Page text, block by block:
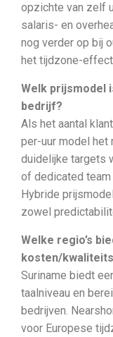
opzichte van zelf
salaris- en
nog verder op bij
het tijdzone-
Welk prijsmodel
bedrijf?
Als het aantal
per-uur model
duidelijke targets
of dedicated
Hybride
zowel
Welke regio’s
kosten/
Suriname biedt
taalniveau en
bedrijven.
voor Europese